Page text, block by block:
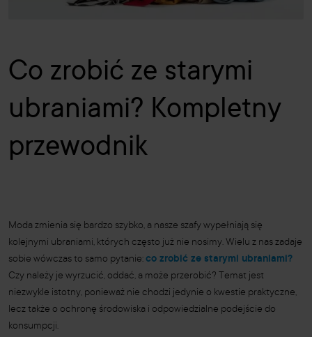
Co zrobić ze starymi
ubraniami? Kompletny
przewodnik
Moda zmienia się bardzo szybko, a nasze szafy wypełniają się
kolejnymi ubraniami, których często już nie nosimy. Wielu z nas zadaje
sobie wówczas to samo pytanie:co zrobić ze starymi ubraniami?
Czy należy je wyrzucić, oddać, a może przerobić? Temat jest
niezwykle istotny, ponieważ nie chodzi jedynie o kwestie praktyczne,
lecz także o ochronę środowiska i odpowiedzialne podejście do
konsumpcji.